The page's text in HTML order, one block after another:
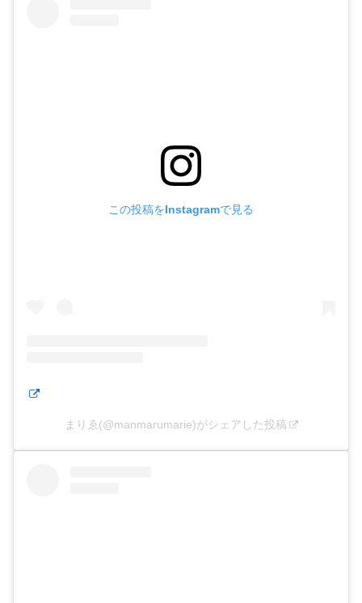
この投稿をInstagramで見る
まりゑ(@manmarumarie)がシェアした投稿